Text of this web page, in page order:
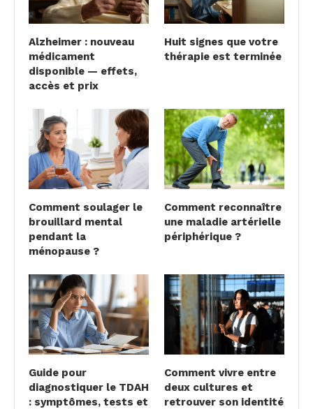
Alzheimer : nouveau
médicament
disponible — effets,
accès et prix
Huit signes que votre
thérapie est terminée
Comment soulager le
brouillard mental
pendant la
ménopause ?
Comment reconnaître
une maladie artérielle
périphérique ?
Guide pour
diagnostiquer le TDAH
: symptômes, tests et
Comment vivre entre
deux cultures et
retrouver son identité